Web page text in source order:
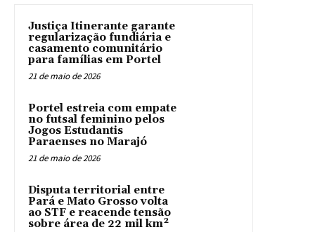
Justiça Itinerante garante
regularização fundiária e
casamento comunitário
para famílias em Portel
21 de maio de 2026
Portel estreia com empate
no futsal feminino pelos
Jogos Estudantis
Paraenses no Marajó
21 de maio de 2026
Disputa territorial entre
Pará e Mato Grosso volta
ao STF e reacende tensão
sobre área de 22 mil km²